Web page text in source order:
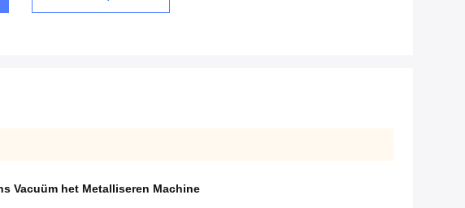
Vacuüm het Metalliseren Machine